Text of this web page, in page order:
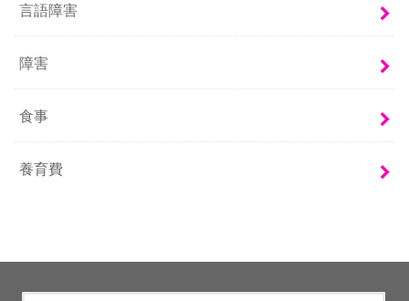
言語障害
障害
食事
養育費